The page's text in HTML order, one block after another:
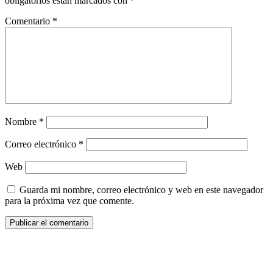
Comentario *
Nombre *
Correo electrónico *
Web
Guarda mi nombre, correo electrónico y web en este navegador
para la próxima vez que comente.